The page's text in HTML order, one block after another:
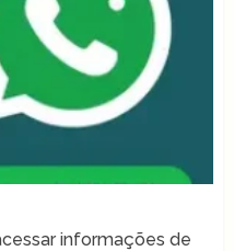
informações de